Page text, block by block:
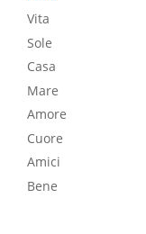
Vita
Sole
Casa
Mare
Amore
Cuore
Amici
Bene